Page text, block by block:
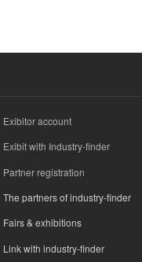
Exibitor account
Exibit with Industry-finder
Partner registration
The partners of industry-finder
Fairs & exhibitions
Link with industry-finder